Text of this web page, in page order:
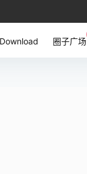
圈子广场